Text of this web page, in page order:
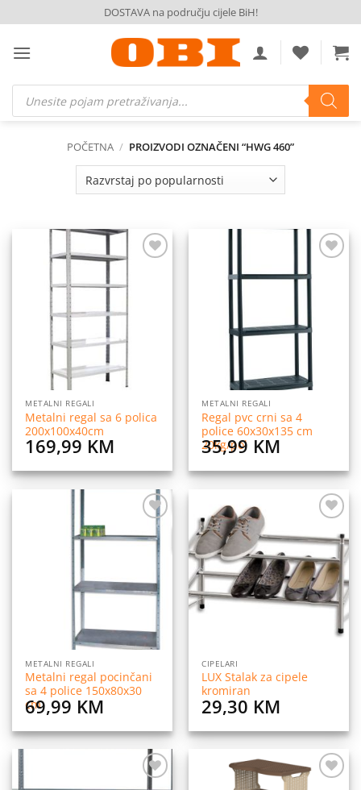
to
content
DOSTAVA na području cijele BiH!
Products
search
POČETNA / PROIZVODI OZNAČENI “HWG 460”
METALNI REGALI
Metalni regal sa 6 polica
200x100x40cm
169,99 KM
METALNI REGALI
Regal pvc crni sa 4
police 60x30x135 cm
20kg/pol
35,99 KM
Dodaj
na
listu
želja
METALNI REGALI
Metalni regal pocinčani
sa 4 police 150x80x30
cm
69,99 KM
na
želja
CIPELARI
LUX Stalak za cipele
kromiran
29,30 KM